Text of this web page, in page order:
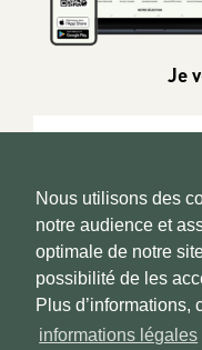
Nous utilisons des
notre audience et
optimale de notre
possibilité de les
Plus d’informations,
informations légales
Je
Based on Kate&You MarketPlace’ solution